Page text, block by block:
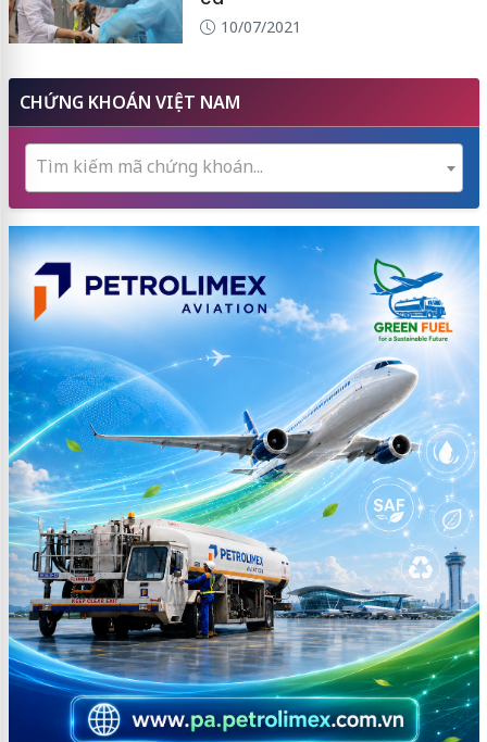
10/07/2021
CHỨNG KHOÁN VIỆT NAM
Tìm kiếm mã chứng khoán...